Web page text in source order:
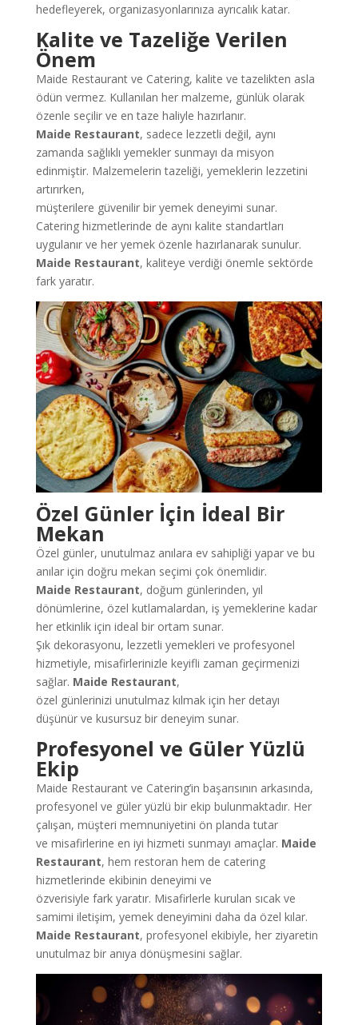
hedefleyerek, organizasyonlarınıza ayrıcalık katar.
Kalite ve Tazeliğe Verilen
Önem
Maide Restaurant ve Catering, kalite ve tazelikten asla
ödün vermez. Kullanılan her malzeme, günlük olarak
özenle seçilir ve en taze haliyle hazırlanır.
Maide Restaurant, sadece lezzetli değil, aynı
zamanda sağlıklı yemekler sunmayı da misyon
edinmiştir. Malzemelerin tazeliği, yemeklerin lezzetini
artırırken,
müşterilere güvenilir bir yemek deneyimi sunar.
Catering hizmetlerinde de aynı kalite standartları
uygulanır ve her yemek özenle hazırlanarak sunulur.
Maide Restaurant, kaliteye verdiği önemle sektörde
fark yaratır.
Özel Günler İçin İdeal Bir
Mekan
Özel günler, unutulmaz anılara ev sahipliği yapar ve bu
anılar için doğru mekan seçimi çok önemlidir.
Maide Restaurant, doğum günlerinden, yıl
dönümlerine, özel kutlamalardan, iş yemeklerine kadar
her etkinlik için ideal bir ortam sunar.
Şık dekorasyonu, lezzetli yemekleri ve profesyonel
hizmetiyle, misafirlerinizle keyifli zaman geçirmenizi
sağlar. Maide Restaurant,
özel günlerinizi unutulmaz kılmak için her detayı
düşünür ve kusursuz bir deneyim sunar.
Profesyonel ve Güler Yüzlü
Ekip
Maide Restaurant ve Catering’in başarısının arkasında,
profesyonel ve güler yüzlü bir ekip bulunmaktadır. Her
çalışan, müşteri memnuniyetini ön planda tutar
ve misafirlerine en iyi hizmeti sunmayı amaçlar. Maide
Restaurant, hem restoran hem de catering
hizmetlerinde ekibinin deneyimi ve
özverisiyle fark yaratır. Misafirlerle kurulan sıcak ve
samimi iletişim, yemek deneyimini daha da özel kılar.
Maide Restaurant, profesyonel ekibiyle, her ziyaretin
unutulmaz bir anıya dönüşmesini sağlar.